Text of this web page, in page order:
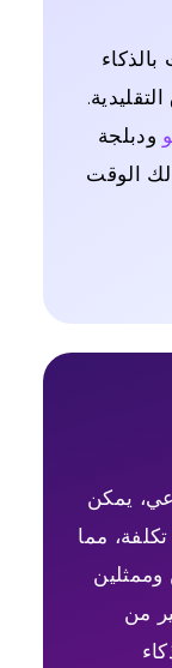
ودبلجة
لك الوقت
يمكن
مما
من